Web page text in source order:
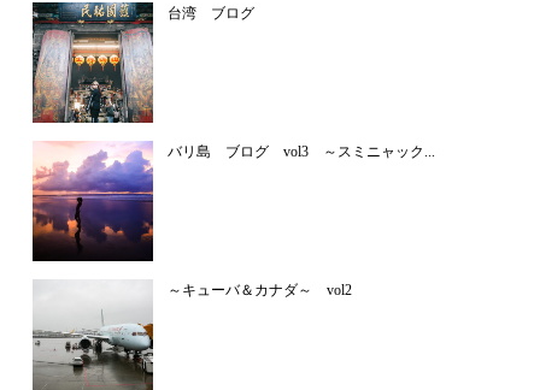
台湾 ブログ
バリ島 ブログ vol3 ～スミニャック...
～キューバ＆カナダ～ vol2